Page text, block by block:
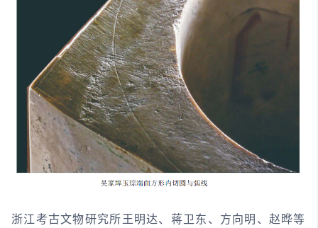
浙江考古文物研究所王明达、蒋卫东、方向明、赵晔等